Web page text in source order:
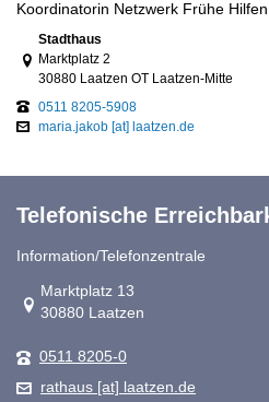
Koordinatorin Netzwerk Frühe Hilfen
Link zur Google-Maps Navigation
Stadthaus
Marktplatz 2
30880 Laatzen OT Laatzen-Mitte
0511 8205-5908
maria.jakob [at] laatzen.de
Telefonische
Information/Telefonzentrale
Link zur Google-Maps Navigation
Marktplatz 13
30880 Laatzen
0511 8205-0
rathaus [at] laatzen.de